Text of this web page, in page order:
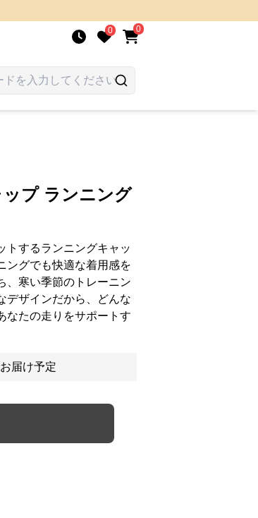
0 0
プ ランニング
トするランニングキャッ
ングでも快適な着用感を
、寒い季節のトレーニン
デザインだから、どんな
なたの走りをサポートす
届け予定